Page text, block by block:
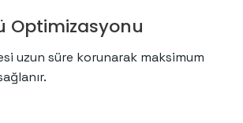
Optimizasyonu
uzun süre korunarak maksimum